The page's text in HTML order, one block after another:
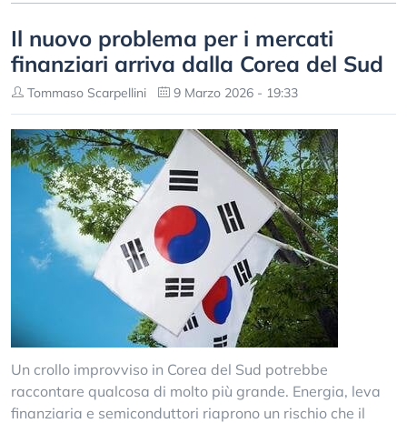
Il nuovo problema per i mercati
finanziari arriva dalla Corea del Sud
Tommaso Scarpellini 9 Marzo 2026 - 19:33
Un crollo improvviso in Corea del Sud potrebbe
raccontare qualcosa di molto più grande. Energia, leva
finanziaria e semiconduttori riaprono un rischio che il